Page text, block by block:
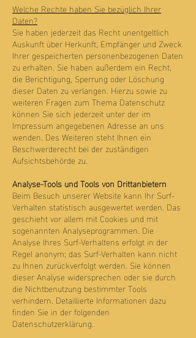
Welche Rechte haben Sie bezüglich Ihrer
Daten?
Sie haben jederzeit das Recht unentgeltlich
Auskunft über Herkunft, Empfänger und Zweck
Ihrer gespeicherten personenbezogenen Daten
zu erhalten. Sie haben außerdem ein Recht,
die Berichtigung, Sperrung oder Löschung
dieser Daten zu verlangen. Hierzu sowie zu
weiteren Fragen zum Thema Datenschutz
können Sie sich jederzeit unter der im
Impressum angegebenen Adresse an uns
wenden. Des Weiteren steht Ihnen ein
Beschwerderecht bei der zuständigen
Aufsichtsbehörde zu.
Analyse-Tools und Tools von Drittanbietern
Beim Besuch unserer Website kann Ihr Surf-
Verhalten statistisch ausgewertet werden. Das
geschieht vor allem mit Cookies und mit
sogenannten Analyseprogrammen. Die
Analyse Ihres Surf-Verhaltens erfolgt in der
Regel anonym; das Surf-Verhalten kann nicht
zu Ihnen zurückverfolgt werden. Sie können
dieser Analyse widersprechen oder sie durch
die Nichtbenutzung bestimmter Tools
verhindern. Detaillierte Informationen dazu
finden Sie in der folgenden
Datenschutzerklärung.